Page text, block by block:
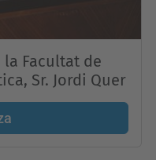
Facultat de
Sr. Jordi Quer